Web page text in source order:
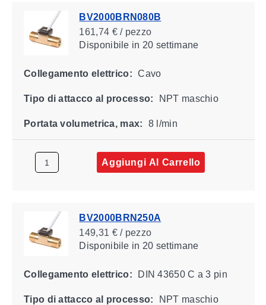
BV2000BRN080B
161,74 € / pezzo
Disponibile in 20 settimane
Collegamento elettrico: Cavo
Tipo di attacco al processo: NPT maschio
Portata volumetrica, max: 8 l/min
Aggiungi Al Carrello
BV2000BRN250A
149,31 € / pezzo
Disponibile in 20 settimane
Collegamento elettrico: DIN 43650 C a 3 pin
Tipo di attacco al processo: NPT maschio